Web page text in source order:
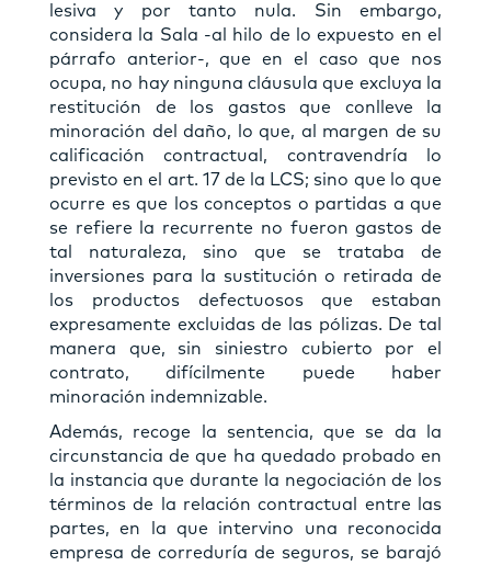
lesiva y por tanto nula. Sin embargo,
considera la Sala -al hilo de lo expuesto en el
párrafo anterior-, que en el caso que nos
ocupa, no hay ninguna cláusula que excluya la
restitución de los gastos que conlleve la
minoración del daño, lo que, al margen de su
calificación contractual, contravendría lo
previsto en el art. 17 de la LCS; sino que lo que
ocurre es que los conceptos o partidas a que
se refiere la recurrente no fueron gastos de
tal naturaleza, sino que se trataba de
inversiones para la sustitución o retirada de
los productos defectuosos que estaban
expresamente excluidas de las pólizas. De tal
manera que, sin siniestro cubierto por el
contrato, difícilmente puede haber
minoración indemnizable.
Además, recoge la sentencia, que se da la
circunstancia de que ha quedado probado en
la instancia que durante la negociación de los
términos de la relación contractual entre las
partes, en la que intervino una reconocida
empresa de correduría de seguros, se barajó